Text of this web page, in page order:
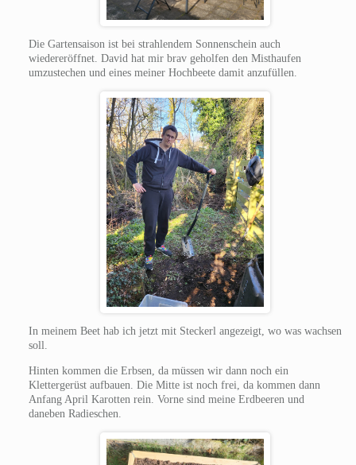
Die Gartensaison ist bei strahlendem Sonnenschein auch
wiedereröffnet. David hat mir brav geholfen den Misthaufen
umzustechen und eines meiner Hochbeete damit anzufüllen.
In meinem Beet hab ich jetzt mit Steckerl angezeigt, wo was wachsen
soll.
Hinten kommen die Erbsen, da müssen wir dann noch ein
Klettergerüst aufbauen. Die Mitte ist noch frei, da kommen dann
Anfang April Karotten rein. Vorne sind meine Erdbeeren und
daneben Radieschen.